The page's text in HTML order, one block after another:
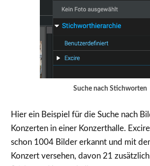
Suche nach Stichworten
Hier ein Beispiel für die Suche nach
Konzerten in einer Konzerthalle.
schon 1004 Bilder erkannt und mit
Konzert versehen, davon 21